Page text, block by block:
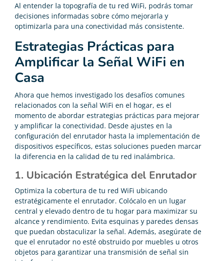
Al entender la topografía de tu red WiFi, podrás tomar
decisiones informadas sobre cómo mejorarla y
optimizarla para una conectividad más consistente.
Estrategias Prácticas para
Amplificar la Señal WiFi en
Casa
Ahora que hemos investigado los desafíos comunes
relacionados con la señal WiFi en el hogar, es el
momento de abordar estrategias prácticas para mejorar
y amplificar la conectividad. Desde ajustes en la
configuración del enrutador hasta la implementación de
dispositivos específicos, estas soluciones pueden marcar
la diferencia en la calidad de tu red inalámbrica.
1. Ubicación Estratégica del Enrutador
Optimiza la cobertura de tu red WiFi ubicando
estratégicamente el enrutador. Colócalo en un lugar
central y elevado dentro de tu hogar para maximizar su
alcance y rendimiento. Evita esquinas y paredes densas
que puedan obstaculizar la señal. Además, asegúrate de
que el enrutador no esté obstruido por muebles u otros
objetos para garantizar una transmisión de señal sin